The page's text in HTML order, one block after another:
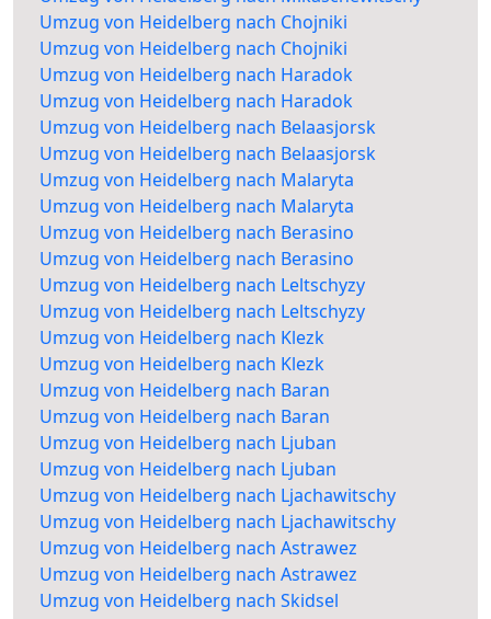
Umzug von Heidelberg nach Chojniki
Umzug von Heidelberg nach Chojniki
Umzug von Heidelberg nach Haradok
Umzug von Heidelberg nach Haradok
Umzug von Heidelberg nach Belaasjorsk
Umzug von Heidelberg nach Belaasjorsk
Umzug von Heidelberg nach Malaryta
Umzug von Heidelberg nach Malaryta
Umzug von Heidelberg nach Berasino
Umzug von Heidelberg nach Berasino
Umzug von Heidelberg nach Leltschyzy
Umzug von Heidelberg nach Leltschyzy
Umzug von Heidelberg nach Klezk
Umzug von Heidelberg nach Klezk
Umzug von Heidelberg nach Baran
Umzug von Heidelberg nach Baran
Umzug von Heidelberg nach Ljuban
Umzug von Heidelberg nach Ljuban
Umzug von Heidelberg nach Ljachawitschy
Umzug von Heidelberg nach Ljachawitschy
Umzug von Heidelberg nach Astrawez
Umzug von Heidelberg nach Astrawez
Umzug von Heidelberg nach Skidsel